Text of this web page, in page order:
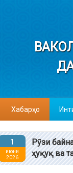
Хабарҳо
1
июни
2026
Рӯзи
ҳуқуқ ва